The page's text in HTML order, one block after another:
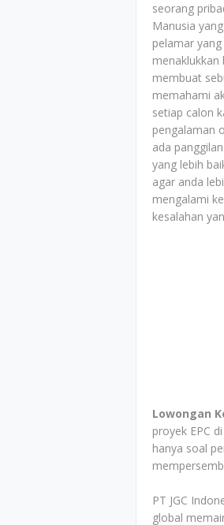
seorang
Manusia
pelamar
menaklukkan
membuat
memahami
setiap calon
pengalaman
ada
yang lebih
agar anda
mengalami
kesalahan
Lowongan
proyek EPC
hanya soal
PT JGC
global